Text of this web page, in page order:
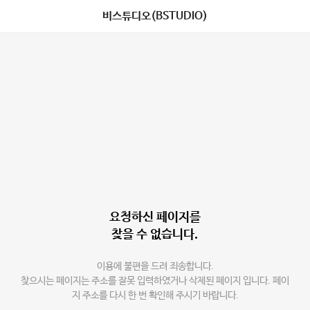
비스튜디오(BSTUDIO)
요청하신 페이지를
찾을 수 없습니다.
이용에 불편을 드려 죄송합니다.
찾으시는 페이지는 주소를 잘못 입력하였거나 삭제된 페이지 입니다. 페이
지 주소를 다시 한 번 확인해 주시기 바랍니다.